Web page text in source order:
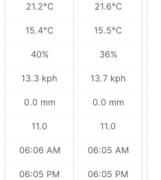
21.2°C
15.4°C
40%
13.3 kph
0.0 mm
11.0
06:06 AM
06:05 PM
21.6°C
15.5°C
36%
13.7 kph
0.0 mm
11.0
06:05 AM
06:05 PM